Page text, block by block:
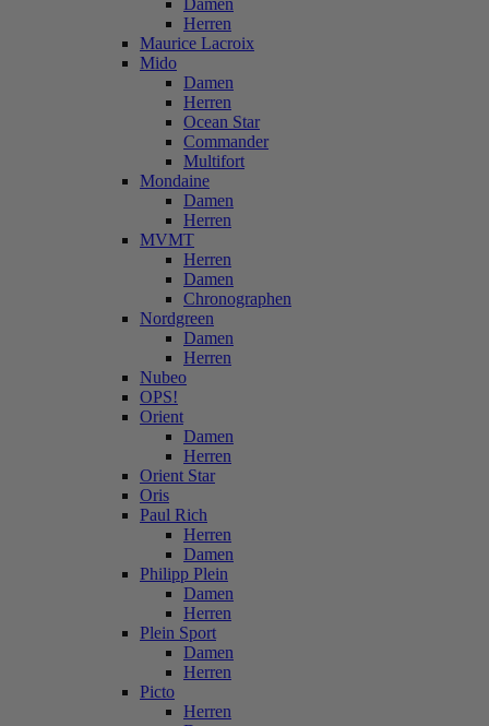
Damen
Herren
Maurice Lacroix
Mido
Damen
Herren
Ocean Star
Commander
Multifort
Mondaine
Damen
Herren
MVMT
Herren
Damen
Chronographen
Nordgreen
Damen
Herren
Nubeo
OPS!
Orient
Damen
Herren
Orient Star
Oris
Paul Rich
Herren
Damen
Philipp Plein
Damen
Herren
Plein Sport
Damen
Herren
Picto
Herren